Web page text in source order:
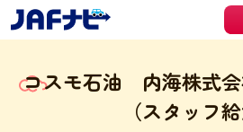
コスモ石油 内海株
（スタッフ給